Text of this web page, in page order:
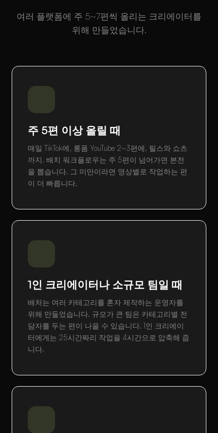
여러 플랫폼에 주 5~7편씩 올리는 크리에이터를
위해 만들었습니다.
주 5편 이상 올릴 때
매일 TikTok에, 롱폼 YouTube 2~3편에, 릴스와 쇼츠
까지. 배치 워크플로우는 주 5편이 넘어가면 본전
을 뽑습니다. 그 미만이라면 영상별로 작업하는 편
이 더 빠릅니다.
1인 크리에이터나 소규모 팀일 때
배처는 여러 카테고리를 혼자 제작하는 운영자를
위해 만들었습니다. 규모가 큰 팀은 카테고리별 전
담자를 두는 편이 나을 수 있습니다. 1인 크리에이
터에게는 25시간짜리 작업을 4시간으로 압축해 줍
니다.